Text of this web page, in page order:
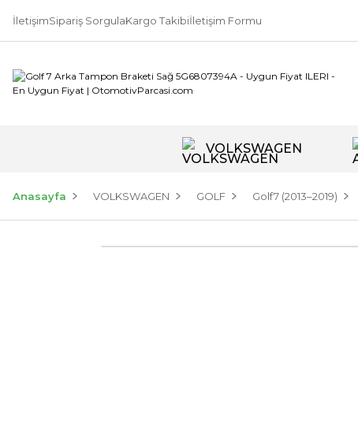
İletişimSipariş SorgulaKargo Takibiİletişim Formu
VOLKSWAGEN
Anasayfa VOLKSWAGEN GOLF Golf7 (2013–2019)